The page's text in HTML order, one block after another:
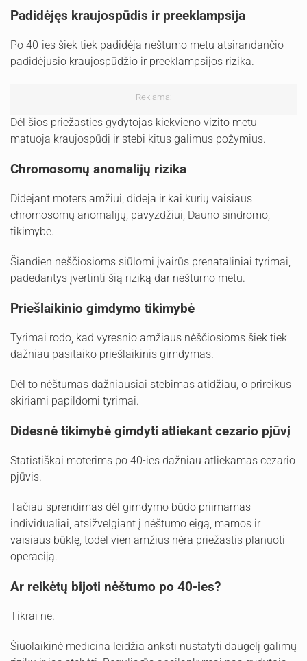
Padidėjęs kraujospūdis ir preeklampsija
Po 40-ies šiek tiek padidėja nėštumo metu atsirandančio
padidėjusio kraujospūdžio ir preeklampsijos rizika.
Reklama:
Dėl šios priežasties gydytojas kiekvieno vizito metu
matuoja kraujospūdį ir stebi kitus galimus požymius.
Chromosomų anomalijų rizika
Didėjant moters amžiui, didėja ir kai kurių vaisiaus
chromosomų anomalijų, pavyzdžiui, Dauno sindromo,
tikimybė.
Šiandien nėščiosioms siūlomi įvairūs prenataliniai tyrimai,
padedantys įvertinti šią riziką dar nėštumo metu.
Priešlaikinio gimdymo tikimybė
Tyrimai rodo, kad vyresnio amžiaus nėščiosioms šiek tiek
dažniau pasitaiko priešlaikinis gimdymas.
Dėl to nėštumas dažniausiai stebimas atidžiau, o prireikus
skiriami papildomi tyrimai.
Didesnė tikimybė gimdyti atliekant cezario pjūvį
Statistiškai moterims po 40-ies dažniau atliekamas cezario
pjūvis.
Tačiau sprendimas dėl gimdymo būdo priimamas
individualiai, atsižvelgiant į nėštumo eigą, mamos ir
vaisiaus būklę, todėl vien amžius nėra priežastis planuoti
operaciją.
Ar reikėtų bijoti nėštumo po 40-ies?
Tikrai ne.
Šiuolaikinė medicina leidžia anksti nustatyti daugelį galimų